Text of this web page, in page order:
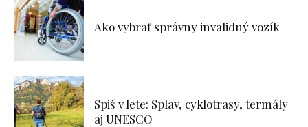
Ako vybrať správny invalidný vozík
Spiš v lete: Splav, cyklotrasy, termály
aj UNESCO